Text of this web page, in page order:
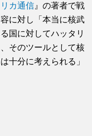
カ通信 』の著者で戦
に対し「本当に核武
国に対してハッタリ
そのツールとして核
十分に考えられる」